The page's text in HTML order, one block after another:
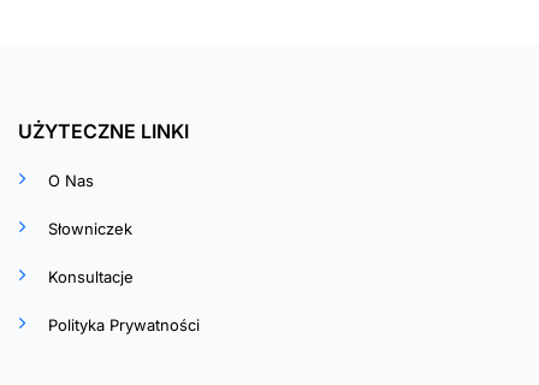
UŻYTECZNE LINKI
O Nas
Słowniczek
Konsultacje
Polityka Prywatności